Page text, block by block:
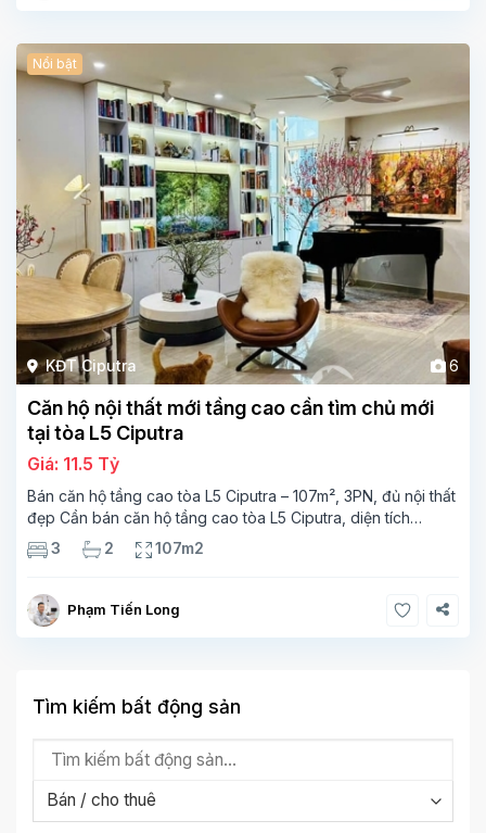
KĐT Ciputra 6
Nổi bật
Căn hộ nội thất mới tầng cao cần tìm chủ mới
tại tòa L5 Ciputra
Giá: 11.5 Tỷ
Bán căn hộ tầng cao tòa L5 Ciputra – 107m², 3PN, đủ nội thất
đẹp Cần bán căn hộ tầng cao tòa L5 Ciputra, diện tích
107m², thiết kế 3 phòng ngủ – 2 vệ sinh, không gian rộng
thoáng. Căn
3 2 107m2
Phạm Tiến Long
Tìm kiếm bất động sản